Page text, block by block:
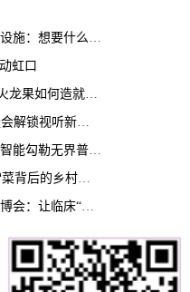
探访国家蛋白质科学研究（上海）设施：想要什么蛋白 AI直接设计合成
虹口
（乡村“头雁”）“头雁”破局，一颗火龙果如何造就沪上乡村特色产业化路径
AI观赛来了！这场移动通信行业盛会解锁视听新玩法
2026年世界移动通信大会：以移动智能勾勒无界普惠新愿景
（乡村“头雁”）三代腌一味 一颗雪菜背后的乡村致富经
虹桥健康科技产业创新中心亮相老博会：让临床“需求”定义银发经济新生态